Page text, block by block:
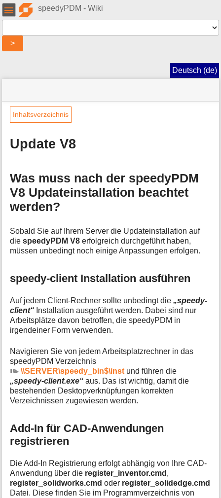
speedyPDM - Wiki
Werkzeuge
>
Benutzer-
Werkzeuge
Deutsch (de)
befinden
sich
hier:
»
speedy
»
»
Update
Seiten-
Werkzeuge
e
t
n
f
o
r
m
t
i
o
n
u
r
S
e
i
e
Inhaltsverzeichnis
Update V8
Was muss nach der speedyPDM
V8 Updateinstallation beachtet
werden?
Sobald Sie auf Ihrem Server die Updateinstallation auf
diespeedyPDM V8 erfolgreich durchgeführt haben,
müssen unbedingt noch einige Anpassungen erfolgen.
speedy-client Installation ausführen
Auf jedem Client-Rechner sollte unbedingt die„speedy-
client“ Installation ausgeführt werden. Dabei sind nur
Arbeitsplätze davon betroffen, die speedyPDM in
irgendeiner Form verwenden.
Navigieren Sie von jedem Arbeitsplatzrechner in das
speedyPDM Verzeichnis
\\SERVER\speedy_bin$\inst und führen die
„speedy-client.exe“ aus. Das ist wichtig, damit die
bestehenden Desktopverknüpfungen korrekten
Verzeichnissen zugewiesen werden.
Add-In für CAD-Anwendungen
registrieren
Die Add-In Registrierung erfolgt abhängig von Ihre CAD-
Anwendung über die register_inventor.cmd ,
register_solidworks.cmd oder register_solidedge.cmd
Datei. Diese finden Sie im Programmverzeichnis von